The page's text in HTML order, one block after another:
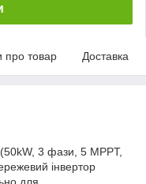
про товар Доставка
3 фази, 5 MPPT,
інвертор
для